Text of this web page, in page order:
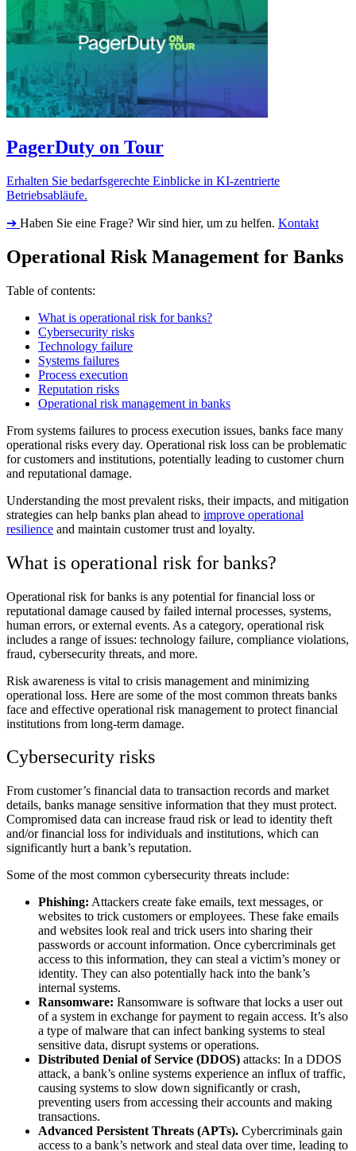
PagerDuty on Tour
Erhalten Sie bedarfsgerechte Einblicke in KI-zentrierte
Betriebsabläufe.
➔ Haben Sie eine Frage? Wir sind hier, um zu helfen. Kontakt
Operational Risk Management for Banks
Table of contents:
What is operational risk for banks?
Cybersecurity risks
Technology failure
Systems failures
Process execution
Reputation risks
Operational risk management in banks
From systems failures to process execution issues, banks face many
operational risks every day. Operational risk loss can be problematic
for customers and institutions, potentially leading to customer churn
and reputational damage.
Understanding the most prevalent risks, their impacts, and mitigation
strategies can help banks plan ahead to improve operational
resilience and maintain customer trust and loyalty.
What is operational risk for banks?
Operational risk for banks is any potential for financial loss or
reputational damage caused by failed internal processes, systems,
human errors, or external events. As a category, operational risk
includes a range of issues: technology failure, compliance violations,
fraud, cybersecurity threats, and more.
Risk awareness is vital to crisis management and minimizing
operational loss. Here are some of the most common threats banks
face and effective operational risk management to protect financial
institutions from long-term damage.
Cybersecurity risks
From customer’s financial data to transaction records and market
details, banks manage sensitive information that they must protect.
Compromised data can increase fraud risk or lead to identity theft
and/or financial loss for individuals and institutions, which can
significantly hurt a bank’s reputation.
Some of the most common cybersecurity threats include:
Phishing: Attackers create fake emails, text messages, or
websites to trick customers or employees. These fake emails
and websites look real and trick users into sharing their
passwords or account information. Once cybercriminals get
access to this information, they can steal a victim’s money or
identity. They can also potentially hack into the bank’s
internal systems.
Ransomware: Ransomware is software that locks a user out
of a system in exchange for payment to regain access. It’s also
a type of malware that can infect banking systems to steal
sensitive data, disrupt systems or operations.
Distributed Denial of Service (DDOS) attacks: In a DDOS
attack, a bank’s online systems experience an influx of traffic,
causing systems to slow down significantly or crash,
preventing users from accessing their accounts and making
transactions.
Advanced Persistent Threats (APTs). Cybercriminals gain
access to a bank’s network and steal data over time, leading to